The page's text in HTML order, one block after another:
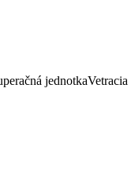
jednotkaVetracia